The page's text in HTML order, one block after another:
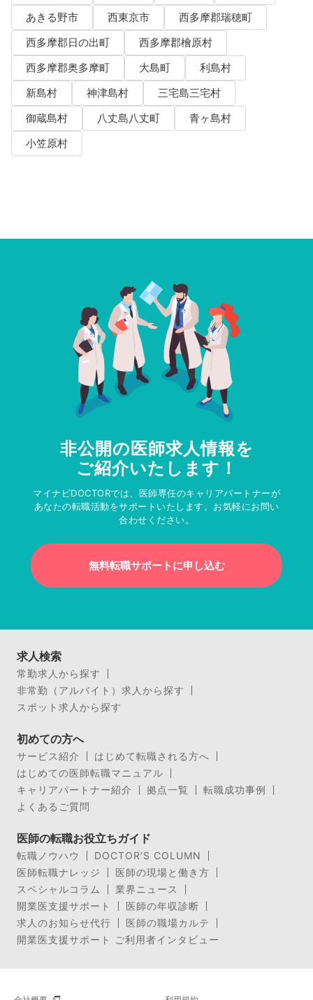
あきる野市
西東京市
西多摩郡瑞穂町
西多摩郡日の出町
西多摩郡檜原村
西多摩郡奥多摩町
大島町
利島村
新島村
神津島村
三宅島三宅村
御蔵島村
八丈島八丈町
青ヶ島村
小笠原村
非公開の医師求人情報を
ご紹介いたします！
マイナビDOCTORでは、医師専任のキャリアパートナーが
あなたの転職活動をサポートいたします。お気軽にお問い
合わせください。
無料転職サポートに申し込む
求人検索
常勤求人から探す
非常勤（アルバイト）求人から探す
スポット求人から探す
初めての方へ
サービス紹介
はじめて転職される方へ
はじめての医師転職マニュアル
キャリアパートナー紹介
拠点一覧
転職成功事例
よくあるご質問
医師の転職お役立ちガイド
転職ノウハウ
DOCTOR’S COLUMN
医師転職ナレッジ
医師の現場と働き方
スペシャルコラム
業界ニュース
開業医支援サポート
医師の年収診断
求人のお知らせ代行
医師の職場カルテ
開業医支援サポート ご利用者インタビュー